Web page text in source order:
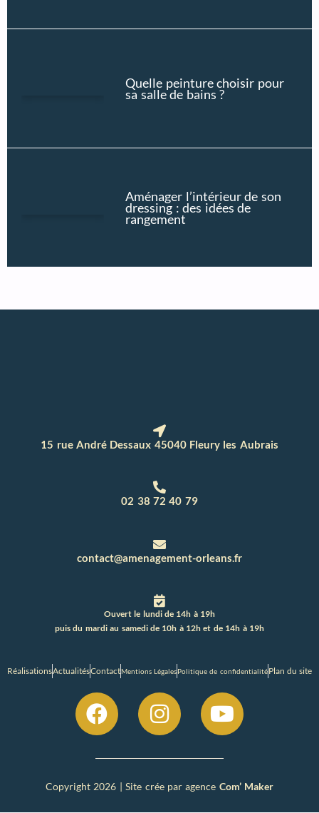
Quelle peinture choisir pour
sa salle de bains ?
Aménager l’intérieur de son
dressing : des idées de
rangement
15 rue André Dessaux 45040 Fleury les Aubrais
02 38 72 40 79
contact@amenagement-orleans.fr
Ouvert le lundi de 14h à 19h
puis du mardi au samedi de 10h à 12h et de 14h à 19h
RéalisationsActualitésContactMentions LégalesPolitique de confidentialitéPlan du site
Copyright 2026 | Site crée par agence Com’ Maker